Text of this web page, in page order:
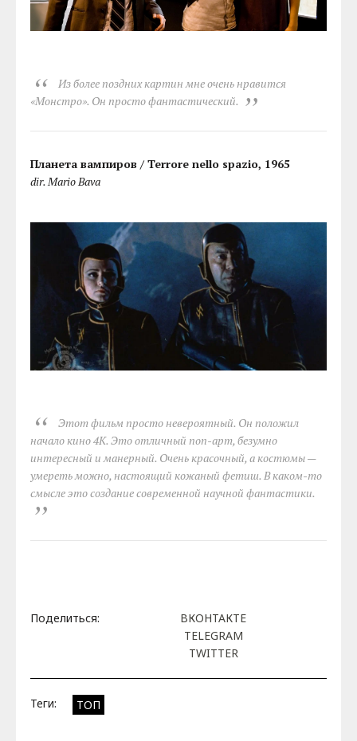
Из более поздних картин мне очень нравится
«Монстро». Он просто фантастический.
Планета вампиров / Terrore nello spazio, 1965
dir. Mario Bava
Этот фильм просто невероятный. Он положил
начало кино 4К. Это отличный поп-арт, безумно
интересный и манерный. Очень красочный, а костюмы —
умереть можно, настоящий кожаный фетиш. В каком-то
смысле это создание современной научной фантастики.
Поделиться:
ВКОНТАКТЕ
TELEGRAM
TWITTER
Теги: ТОП